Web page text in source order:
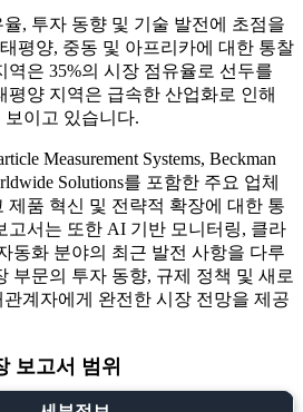
, 투자 동향 및 기술 발전에 초점을
평양, 중동 및 아프리카에 대한 통찰
역은 35%의 시장 점유율로 선두를
평양 지역은 급속한 산업화로 인해
보이고 있습니다.
Measurement Systems, Beckman
Solutions를 포함한 주요 업체
제품 혁신 및 전략적 확장에 대한 통
고서는 또한 AI 기반 모니터링, 클라
동화 분야의 최근 발전 사항을 다루
부문의 투자 동향, 규제 정책 및 새로
계자에게 완전한 시장 전망을 제공
보고서 범위